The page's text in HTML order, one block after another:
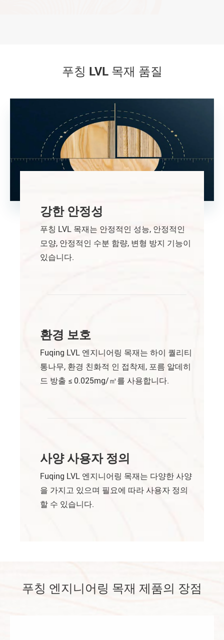
푸칭 LVL 목재 품질
강한 안정성
푸칭 LVL 목재는 안정적인 성능, 안정적인
모양, 안정적인 수분 함량, 변형 방지 기능이
있습니다.
환경 보호
Fuqing LVL 엔지니어링 목재는 하이 퀄리티
통나무, 환경 친화적 인 접착제, 포름 알데히
드 방출 ≤ 0.025mg/㎥를 사용합니다.
사양 사용자 정의
Fuqing LVL 엔지니어링 목재는 다양한 사양
을 가지고 있으며 필요에 따라 사용자 정의
할 수 있습니다.
푸칭 엔지니어링 목재 제품의 장점